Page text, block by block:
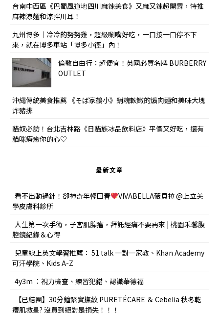
台南中西區《巴蜀風道地四川麻辣美食》又麻又辣超開胃，特推
麻辣涼麵和涼拌川耳！
九州博多｜冷冷的努努雞，超級唰嘴好吃，一口接一口停不下
來，就在博多車站「博多小徑」內！
倫敦自由行：超便宜！英國必買名牌 BURBERRY
OUTLET
沖繩傳統美食推薦 《そば家鶴小》銷魂軟嫩的爌肉麵和美味大塊
炸豬排
貓奴必訪！台北吉林路《日貓族冰品飲料店》平價又好吃，還有
貓咪療癒你的心♡
最新文章
看不出動過針！卻神奇年輕回春
VIVABELLA薇貝拉 @上立美
學皮膚科診所
人生第一次手術，子宮肌腺瘤，拜託經痛不要再來 | 桃園禾馨腹
腔鏡紀錄＆心得
兒童線上英文學習推薦： 51 talk 一對一家教、Khan Academy
可汗學院、Kids A-Z
4y3m ：視力檢查、練習犯錯、認識華德福
【已結團】30分鐘緊實撫紋 PURETÉCARE ＆ Cebelia 秋冬乾
癢肌救星? 沒買到絕對是損失！！！